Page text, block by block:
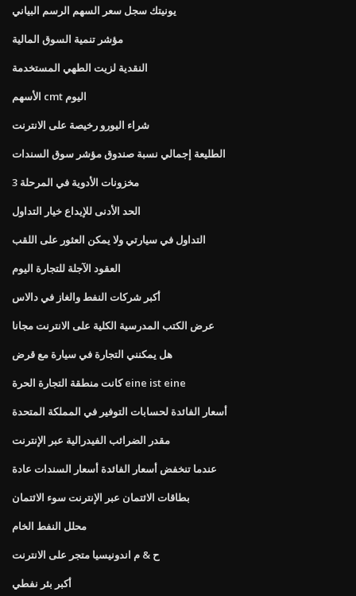
يونيتك سجل سعر السهم الرسم البياني
مؤشر تنمية السوق المالية
النقدية لزيت الطهي المستخدمة
الأسهم cmt اليوم
شراء اليورو رخيصة على الانترنت
الطليعة إجمالي نسبة صندوق مؤشر سوق السندات
مخزونات الأدوية في المرحلة 3
الحد الأدنى للإيداع خيار التداول
التداول في سيارتي ولا يمكن العثور على اللقب
العقود الآجلة للتجارة اليوم
أكبر شركات النفط والغاز في دالاس
عرض الكتب المدرسية الكلية على الانترنت مجانا
هل يمكنني التجارة في سيارة مع قرض
كانت منطقة التجارة الحرة eine ist eine
أسعار الفائدة لحسابات التوفير في المملكة المتحدة
مقدر الضرائب الفيدرالية عبر الإنترنت
عندما تنخفض أسعار الفائدة أسعار السندات عادة
بطاقات الائتمان عبر الإنترنت سوء الائتمان
محلل النفط الخام
ح & م اندونيسيا متجر على الانترنت
أكبر بئر نفطي